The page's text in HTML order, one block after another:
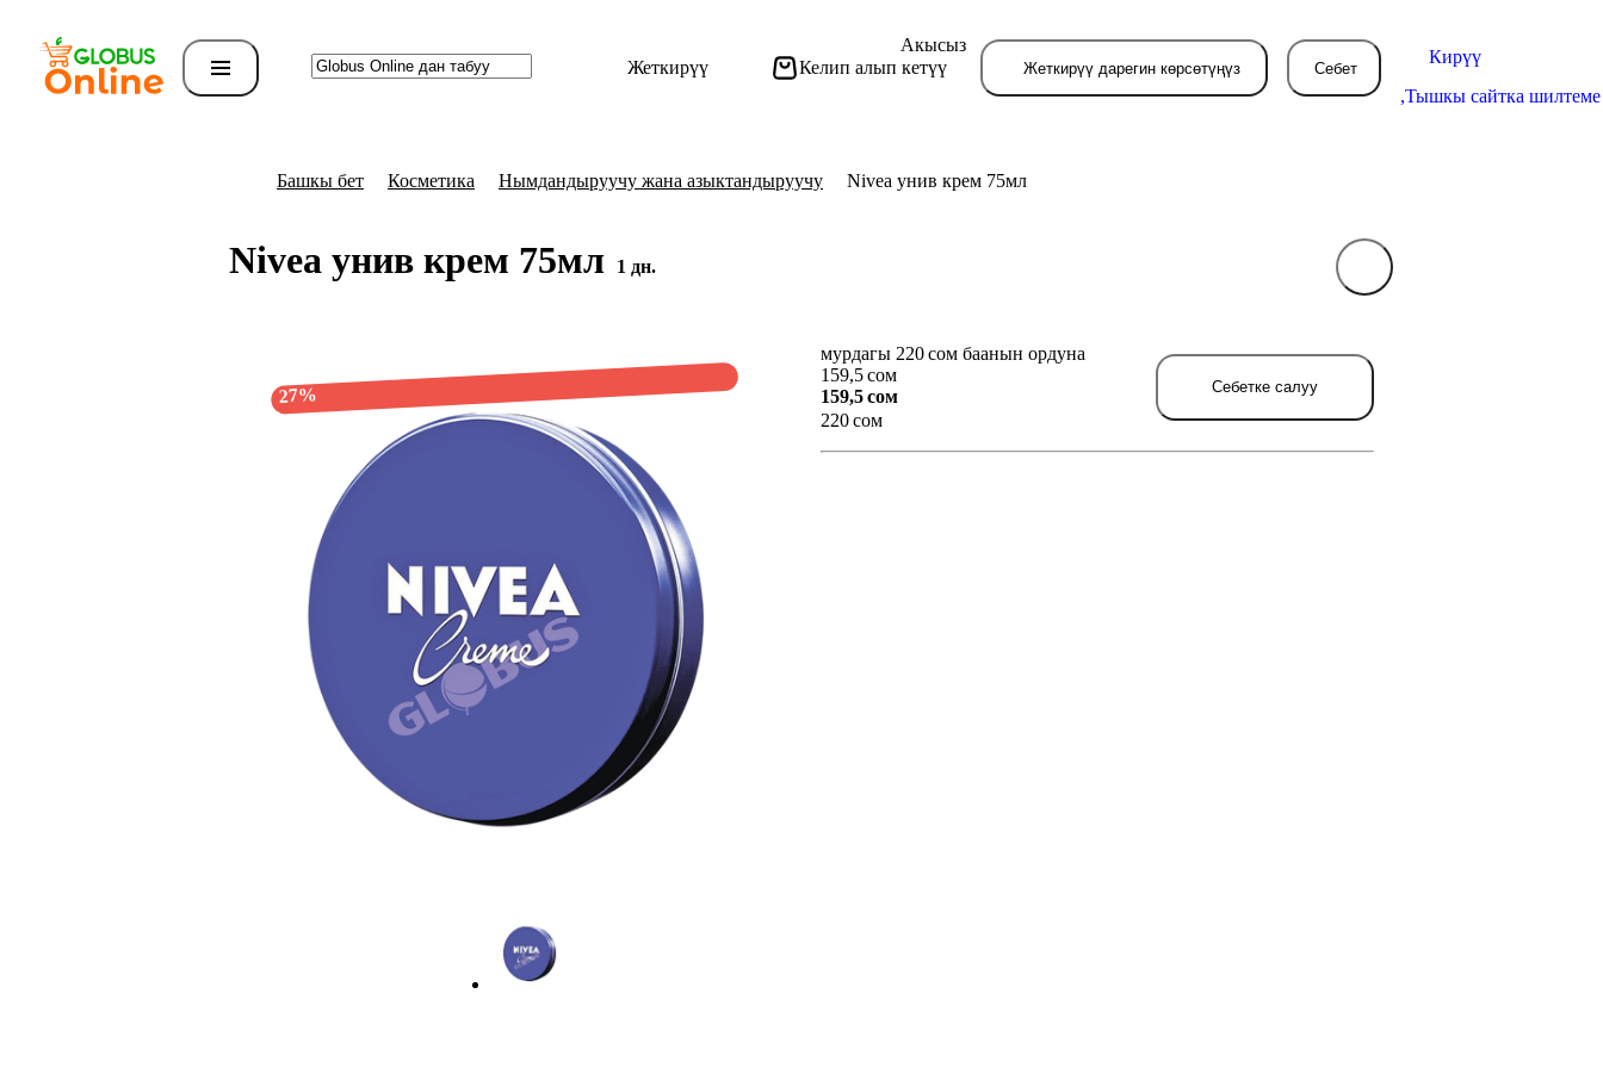
Жеткирүү Келип алып кетүү
Акысыз
Жеткирүү дарегин көрсөтүңүз Себет
Кирүү
,Тышкы сайтка шилтеме
Башкы бет Косметика Нымдандыруучу жана азыктандыруучу Nivea унив крем 75мл
Nivea унив крем 75мл 1 дн.
27%
мурдагы 220 сом баанын ордуна
159,5 сом
159,5 сом
220 сом
Себетке салуу
Бул жерде сиз буйрутма берген
товарлар пайда болот.